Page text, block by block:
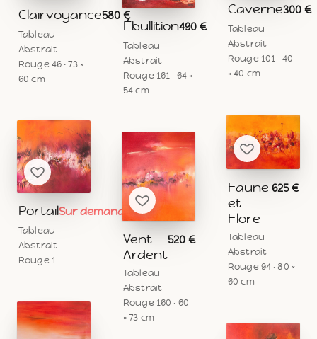
Clairvoyance580 €
Tableau
Abstrait
Rouge 46 · 73 ×
60 cm
PortailSur demande
Tableau
Abstrait
Rouge 1
Ébullition490 €
Tableau
Abstrait
Rouge 161 · 64 ×
54 cm
Vent
Ardent
520 €
Tableau
Abstrait
Rouge 160 · 60
× 73 cm
Caverne300 €
Tableau
Abstrait
Rouge 101 · 40
× 40 cm
Faune
et
Flore
625 €
Tableau
Abstrait
Rouge 94 · 80 ×
60 cm